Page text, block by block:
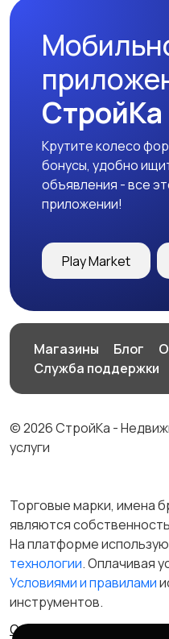
СтройКа
Крутите колесо
бонусы, удобно
объявления - все
приложении!
Play Market
Магазины Блог
Служба поддержки
© 2026 СтройКа -
услуги
Торговые марки, имена
являются
На платформе
технологии. Оплачивая
Условиями и правилами
инструментов.
Отказ от